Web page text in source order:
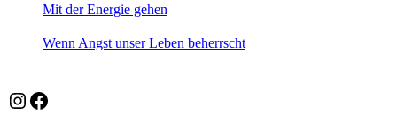
Mit der Energie gehen
Wenn Angst unser Leben beherrscht
Instagram
Facebook